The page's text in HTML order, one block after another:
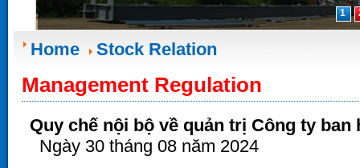
1
Home Stock Relation
Management Regulation
Quy chế nội bộ về quản trị Công ty ban
Ngày 30 tháng 08 năm 2024